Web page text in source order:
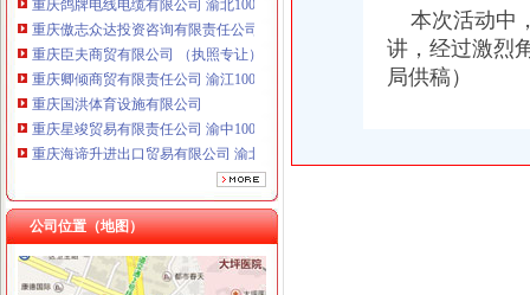
重庆傲志众达投资咨询有限责任公司 渝九1000万 （增资）
重庆臣夫商贸有限公司 （执照专让）
重庆卿倾商贸有限责任公司 渝江100万 （工商注册）
重庆国洪体育设施有限公司
重庆星竣贸易有限责任公司 渝中100万 （进出口权）
重庆海谛升进出口贸易有限公司 渝北100万 （进出口权）
重庆奕欣锦诚商贸有限公司 渝九50万 （工商注册）
重庆信同广告有限公司 渝沙50万 （工商注册）
重庆三虹房地产营销策划有限公司
重庆宝鹰汽车销售有限公司
公司位置（地图）
本次活动中
讲，经过激烈
局供稿）